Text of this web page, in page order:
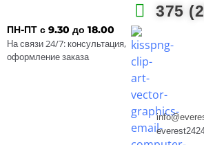
Отзывы Контакты
ПН-ПТ с 9.30 до 18.00
На связи 24/7: консультация,
оформление заказа
375